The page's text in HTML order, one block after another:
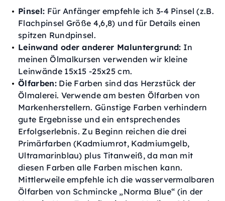
Pinsel: Für Anfänger empfehle ich 3-4 Pinsel (z.B.
Flachpinsel Größe 4,6,8) und für Details einen
spitzen Rundpinsel.
Leinwand oder anderer Maluntergrund: In
meinen Ölmalkursen verwenden wir kleine
Leinwände 15x15 -25x25 cm.
Ölfarben:Die Farben sind das Herzstück der
Ölmalerei. Verwende am besten Ölfarben von
Markenherstellern. Günstige Farben verhindern
gute Ergebnisse und ein entsprechendes
Erfolgserlebnis. Zu Beginn reichen die drei
Primärfarben (Kadmiumrot, Kadmiumgelb,
Ultramarinblau) plus Titanweiß, da man mit
diesen Farben alle Farben mischen kann.
Mittlerweile empfehle ich die wasservermalbaren
Ölfarben von Schmincke „Norma Blue“ (in der